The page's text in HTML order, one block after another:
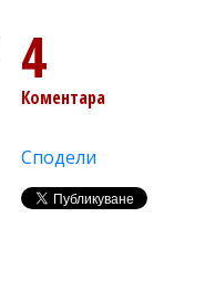
4
Коментара
Сподели